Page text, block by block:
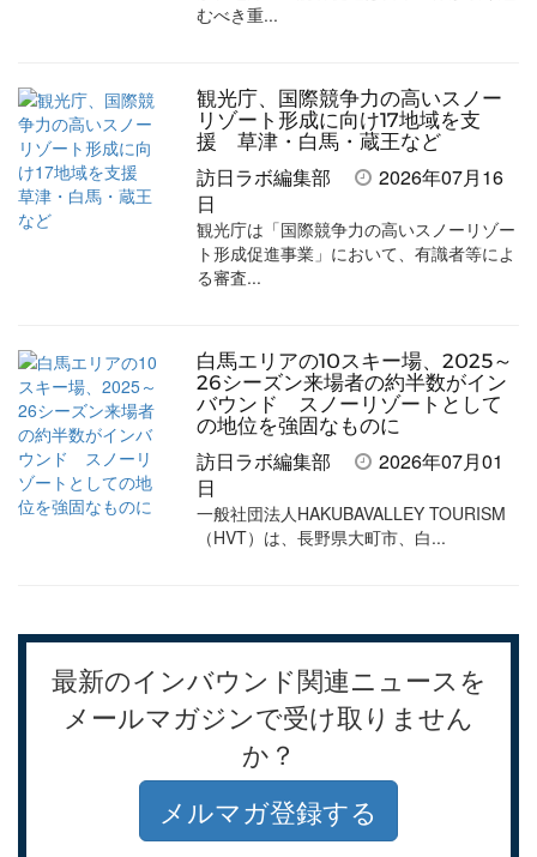
むべき重...
観光庁、国際競争力の高いスノー
リゾート形成に向け17地域を支
援 草津・白馬・蔵王など
訪日ラボ編集部
2026年07月16
日
観光庁は「国際競争力の高いスノーリゾー
ト形成促進事業」において、有識者等によ
る審査...
白馬エリアの10スキー場、2025～
26シーズン来場者の約半数がイン
バウンド スノーリゾートとして
の地位を強固なものに
訪日ラボ編集部
2026年07月01
日
一般社団法人HAKUBAVALLEY TOURISM
（HVT）は、長野県大町市、白...
最新のインバウンド関連ニュースを
メールマガジンで受け取りません
か？
メルマガ登録する